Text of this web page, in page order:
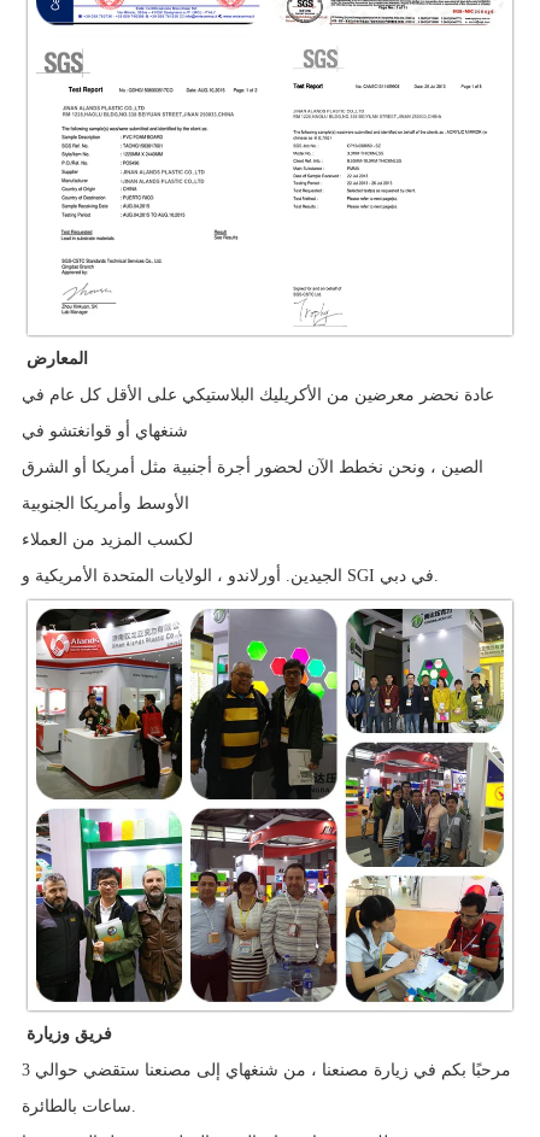
عادة نحضر معرضين من الأكريليك البلاستيكي على الأقل كل عام في
الصين ، ونحن نخطط الآن لحضور أجرة أجنبية مثل أمريكا أو الشرق
لكسب المزيد من العملاء
فريق وزيارة
مرحبًا بكم في زيارة مصنعنا ، من شنغهاي إلى مصنعنا ستقضي حوالي 3
ساعات بالطائرة.